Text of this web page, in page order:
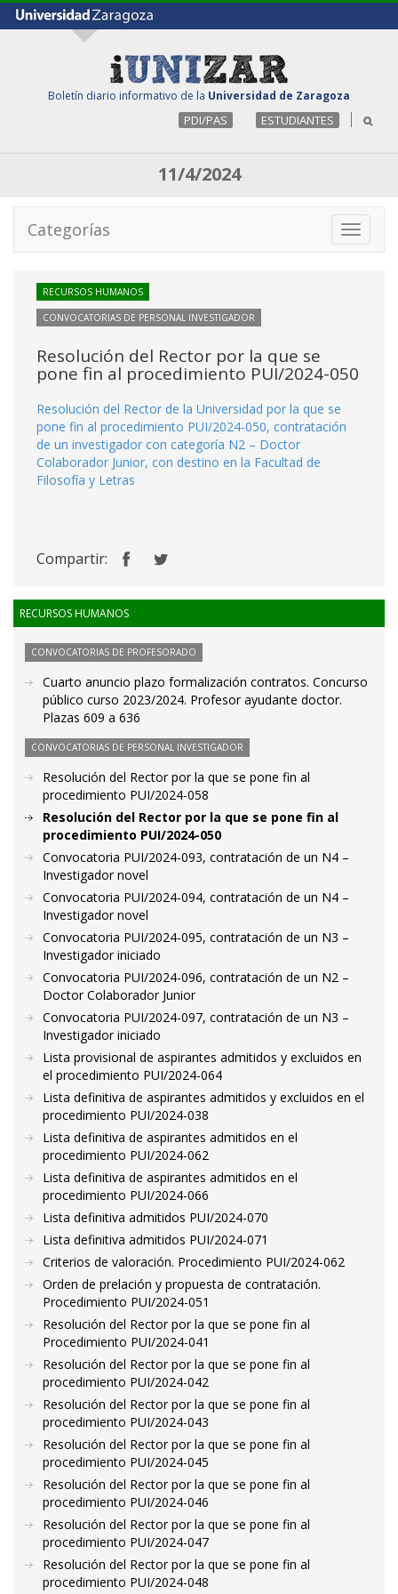
Boletín diario informativo de la Universidad de Zaragoza
PDI/PAS ESTUDIANTES
11/4/2024
Toggle
Categorías
RECURSOS HUMANOS
CONVOCATORIAS DE PERSONAL INVESTIGADOR
Resolución del Rector por la que se
pone fin al procedimiento PUI/2024-050
Resolución del Rector de la Universidad por la que se
pone fin al procedimiento PUI/2024-050, contratación
de un investigador con categoría N2 – Doctor
Colaborador Junior, con destino en la Facultad de
Filosofía y Letras
Compartir:
RECURSOS HUMANOS
CONVOCATORIAS DE PROFESORADO
Cuarto anuncio plazo formalización contratos. Concurso
público curso 2023/2024. Profesor ayudante doctor.
Plazas 609 a 636
CONVOCATORIAS DE PERSONAL INVESTIGADOR
Resolución del Rector por la que se pone fin al
procedimiento PUI/2024-058
Resolución del Rector por la que se pone fin al
procedimiento PUI/2024-050
Convocatoria PUI/2024-093, contratación de un N4 –
Investigador novel
Convocatoria PUI/2024-094, contratación de un N4 –
Investigador novel
Convocatoria PUI/2024-095, contratación de un N3 –
Investigador iniciado
Convocatoria PUI/2024-096, contratación de un N2 –
Doctor Colaborador Junior
Convocatoria PUI/2024-097, contratación de un N3 –
Investigador iniciado
Lista provisional de aspirantes admitidos y excluidos en
el procedimiento PUI/2024-064
Lista definitiva de aspirantes admitidos y excluidos en el
procedimiento PUI/2024-038
Lista definitiva de aspirantes admitidos en el
procedimiento PUI/2024-062
Lista definitiva de aspirantes admitidos en el
procedimiento PUI/2024-066
Lista definitiva admitidos PUI/2024-070
Lista definitiva admitidos PUI/2024-071
Criterios de valoración. Procedimiento PUI/2024-062
Orden de prelación y propuesta de contratación.
Procedimiento PUI/2024-051
Resolución del Rector por la que se pone fin al
Procedimiento PUI/2024-041
Resolución del Rector por la que se pone fin al
procedimiento PUI/2024-042
Resolución del Rector por la que se pone fin al
procedimiento PUI/2024-043
Resolución del Rector por la que se pone fin al
procedimiento PUI/2024-045
Resolución del Rector por la que se pone fin al
procedimiento PUI/2024-046
Resolución del Rector por la que se pone fin al
procedimiento PUI/2024-047
Resolución del Rector por la que se pone fin al
procedimiento PUI/2024-048